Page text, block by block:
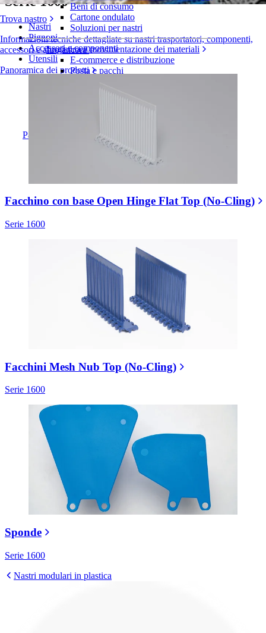
Trova nastro
Informazioni tecniche dettagliate su nastri trasportatori, componenti,
accessori e altro ancora
Panoramica dei prodotti
Beni di consumo
Cartone ondulato
Soluzioni per nastri
Logistica e movimentazione dei materiali
E-commerce e distribuzione
Posta e pacchi
Pneumatici
Industria automobilistica
Panoramica dei settori
Nastri
Pignoni
Accessori e componenti
Utensili
Facchino con base Open Hinge Flat Top (No-Cling)
Serie 1600
Facchini Mesh Nub Top (No-Cling)
Serie 1600
Sponde
Serie 1600
Nastri modulari in plastica